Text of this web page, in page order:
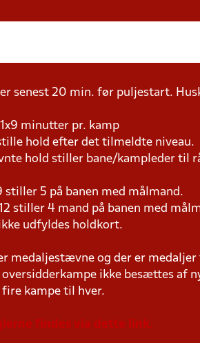
senest 20 min. før puljestart.
minutter pr. kamp
hold efter det tilmeldte niveau.
hold stiller bane/kampleder til
stiller 5 på banen med målmand.
stiller 4 mand på banen med
udfyldes holdkort.
medaljestævne og der er medaljer
oversidderkampe ikke besættes af
kampe til hver.
findes via dette link.